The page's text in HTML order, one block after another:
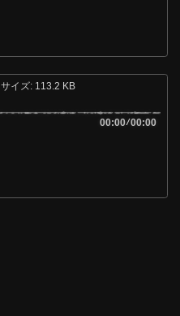
サイズ: 113.2 KB
00:00/00:00